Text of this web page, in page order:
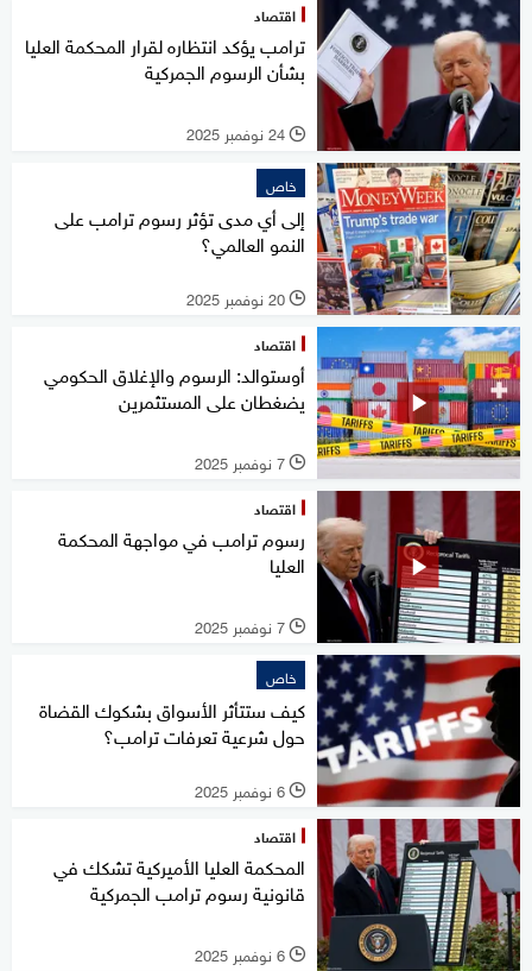
اقتصاد
ترامب يؤكد انتظاره لقرار المحكمة العليا
بشأن الرسوم الجمركية
l 24 نوفمبر 2025
خاص
إلى أي مدى تؤثر رسوم ترامب على
النمو العالمي؟
l 20 نوفمبر 2025
اقتصاد
أوستوالد: الرسوم والإغلاق الحكومي
يضغطان على المستثمرين
l 7 نوفمبر 2025
اقتصاد
رسوم ترامب في مواجهة المحكمة
العليا
l 7 نوفمبر 2025
خاص
كيف ستتأثر الأسواق بشكوك القضاة
حول شرعية تعرفات ترامب؟
l 6 نوفمبر 2025
اقتصاد
المحكمة العليا الأميركية تشكك في
قانونية رسوم ترامب الجمركية
l 6 نوفمبر 2025